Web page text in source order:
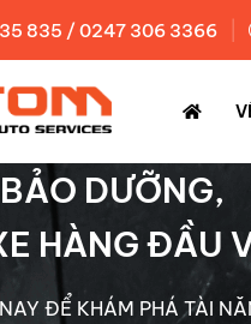
835 / 0247 306 3366
DƯỠNG,
HÀNG ĐẦU
ĐỂ KHÁM PHÁ TÀI